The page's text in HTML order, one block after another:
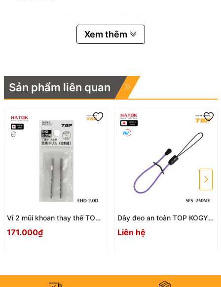
Email: hatok2012@gmail.com – lucnv@hatok.vn
Xem thêm
Sản phẩm liên quan
Vỉ 2 mũi khoan thay thế TOP
171.000₫
Dây đeo an toàn TOP KOGYO
SFS - 250MV
Liên hệ